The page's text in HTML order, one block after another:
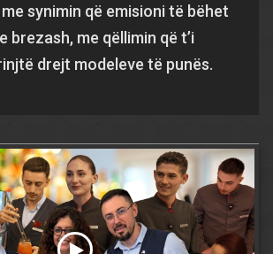
synimin që emisioni të bëhet
brezash, me qëllimin që t’i
drejt modeleve të punës.